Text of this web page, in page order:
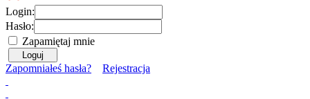
Login:
Hasło:
Zapamiętaj mnie
Zapomniałeś hasła? Rejestracja